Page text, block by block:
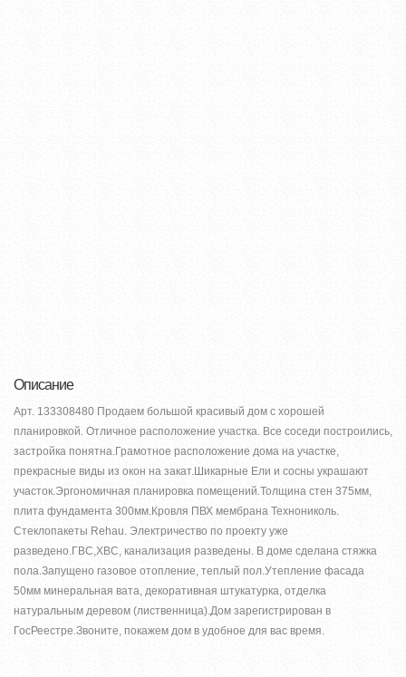
Описание
Арт. 133308480 Продаем большой красивый дом с хорошей
планировкой. Отличное расположение участка. Все соседи построились,
застройка понятна.Грамотное расположение дома на участке,
прекрасные виды из окон на закат.Шикарные Ели и сосны украшают
участок.Эргономичная планировка помещений.Толщина стен 375мм,
плита фундамента 300мм.Кровля ПВХ мембрана Технониколь.
Стеклопакеты Rehau. Электричество по проекту уже
разведено.ГВС,ХВС, канализация разведены. В доме сделана стяжка
пола.Запущено газовое отопление, теплый пол.Утепление фасада
50мм минеральная вата, декоративная штукатурка, отделка
натуральным деревом (лиственница).Дом зарегистрирован в
ГосРеестре.Звоните, покажем дом в удобное для вас время.